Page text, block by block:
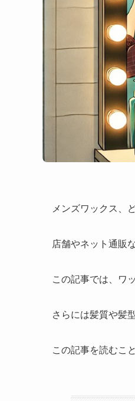
メンズワックス、
店舗やネット通販
この記事では、ワ
さらには髪質や髪
この記事を読むこ